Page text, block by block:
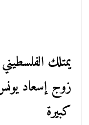
يمتلك
زوج إسعاد
كبيرة